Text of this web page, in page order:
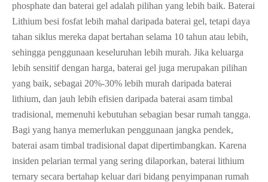
phosphate dan baterai gel adalah pilihan yang lebih baik. Baterai
Lithium besi fosfat lebih mahal daripada baterai gel, tetapi daya
tahan siklus mereka dapat bertahan selama 10 tahun atau lebih,
sehingga penggunaan keseluruhan lebih murah. Jika keluarga
lebih sensitif dengan harga, baterai gel juga merupakan pilihan
yang baik, sebagai 20%-30% lebih murah daripada baterai
lithium, dan jauh lebih efisien daripada baterai asam timbal
tradisional, memenuhi kebutuhan sebagian besar rumah tangga.
Bagi yang hanya memerlukan penggunaan jangka pendek,
baterai asam timbal tradisional dapat dipertimbangkan. Karena
insiden pelarian termal yang sering dilaporkan, baterai lithium
ternary secara bertahap keluar dari bidang penyimpanan rumah